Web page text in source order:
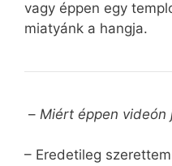
vagy éppen egy
miatyánk a hangja.
– Miért éppen videón
– Eredetileg